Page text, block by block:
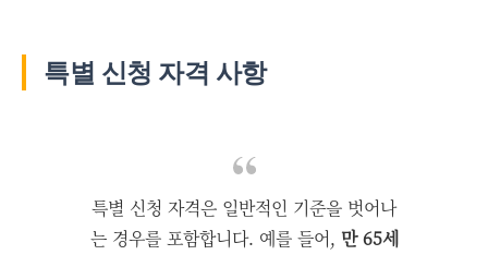
특별 신청 자격 사항
특별 신청 자격은 일반적인 기준을 벗어나
는 경우를 포함합니다. 예를 들어, 만 65세